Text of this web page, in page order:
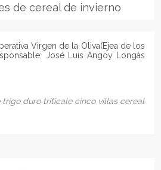
de cereal de invierno
Virgen de la Oliva(Ejea de los
José Luis Angoy Longás
trigo duro triticale cinco villas cereal